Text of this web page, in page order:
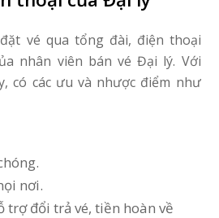
vé qua tổng đài, điện thoại
nhân viên bán vé Đại lý. Với
có các ưu và nhược điểm như
nơi.
trợ đổi trả vé, tiền hoàn về